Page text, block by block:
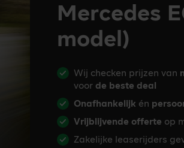
Mercedes
model)
Wij checken prijzen van
voor de beste deal
Onafhankelijk én
Vrijblijvende offerte op
Zakelijke leaserijders